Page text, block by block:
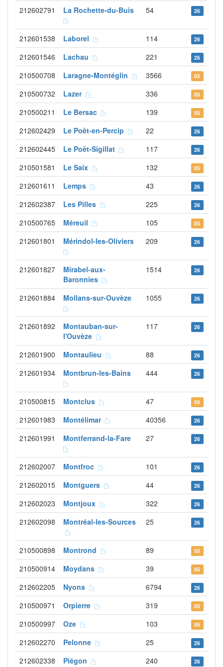
212602791 La Rochette-du-Buis 54 26
212601538 Laborel 114 26
212601546 Lachau 221 26
210500708 Laragne-Montéglin 3566 05
210500732 Lazer 336 05
210500211 Le Bersac 139 05
212602429 Le Poët-en-Percip 22 26
212602445 Le Poët-Sigillat 117 26
210501581 Le Saix 132 05
212601611 Lemps 43 26
212602387 Les Pilles 225 26
210500765 Méreuil 105 05
212601801 Mérindol-les-Oliviers 209 26
212601827
Mirabel-aux-
Baronnies
1514 26
212601884 Mollans-sur-Ouvèze 1055 26
212601892
Montauban-sur-
l'Ouvèze
117 26
212601900 Montaulieu 88 26
212601934 Montbrun-les-Bains 444 26
210500815 Montclus 47 05
212601983 Montélimar 40356 26
212601991 Montferrand-la-Fare 27 26
212602007 Montfroc 101 26
212602015 Montguers 44 26
212602023 Montjoux 322 26
212602098 Montréal-les-Sources 25 26
210500898 Montrond 89 05
210500914 Moydans 39 05
212602205 Nyons 6794 26
210500971 Orpierre 319 05
210500997 Oze 103 05
212602270 Pelonne 25 26
212602338 Piégon 240 26